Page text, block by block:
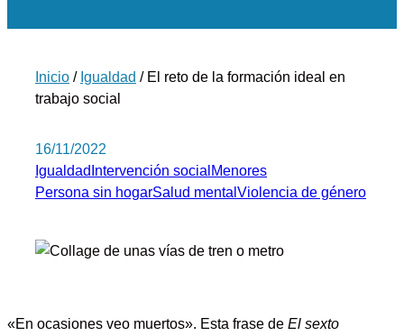
Inicio / Igualdad / El reto de la formación ideal en
trabajo social
16/11/2022
IgualdadIntervención socialMenores
Persona sin hogarSalud mentalViolencia de género
«En ocasiones veo muertos». Esta frase de El sexto